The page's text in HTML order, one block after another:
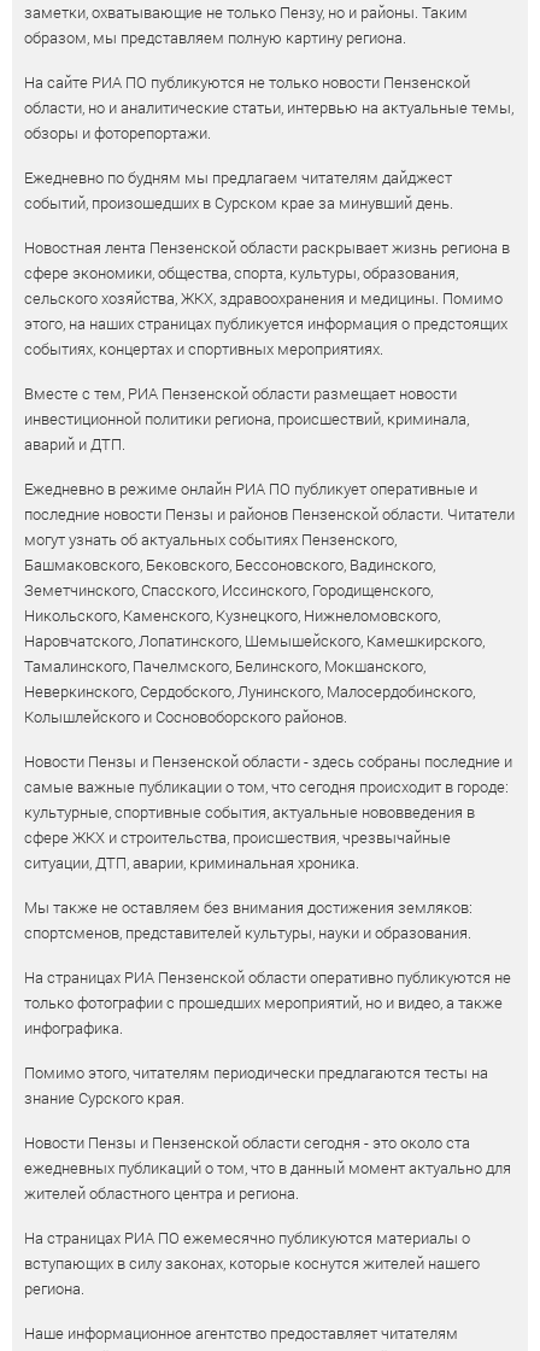
заметки, охватывающие не только Пензу, но и районы. Таким
образом, мы представляем полную картину региона.
На сайте РИА ПО публикуются не только новости Пензенской
области, но и аналитические статьи, интервью на актуальные темы,
обзоры и фоторепортажи.
Ежедневно по будням мы предлагаем читателям дайджест
событий, произошедших в Сурском крае за минувший день.
Новостная лента Пензенской области раскрывает жизнь региона в
сфере экономики, общества, спорта, культуры, образования,
сельского хозяйства, ЖКХ, здравоохранения и медицины. Помимо
этого, на наших страницах публикуется информация о предстоящих
событиях, концертах и спортивных мероприятиях.
Вместе с тем, РИА Пензенской области размещает новости
инвестиционной политики региона, происшествий, криминала,
аварий и ДТП.
Ежедневно в режиме онлайн РИА ПО публикует оперативные и
последние новости Пензы и районов Пензенской области. Читатели
могут узнать об актуальных событиях Пензенского,
Башмаковского, Бековского, Бессоновского, Вадинского,
Земетчинского, Спасского, Иссинского, Городищенского,
Никольского, Каменского, Кузнецкого, Нижнеломовского,
Наровчатского, Лопатинского, Шемышейского, Камешкирского,
Тамалинского, Пачелмского, Белинского, Мокшанского,
Неверкинского, Сердобского, Лунинского, Малосердобинского,
Колышлейского и Сосновоборского районов.
Новости Пензы и Пензенской области - здесь собраны последние и
самые важные публикации о том, что сегодня происходит в городе:
культурные, спортивные события, актуальные нововведения в
сфере ЖКХ и строительства, происшествия, чрезвычайные
ситуации, ДТП, аварии, криминальная хроника.
Мы также не оставляем без внимания достижения земляков:
спортсменов, представителей культуры, науки и образования.
На страницах РИА Пензенской области оперативно публикуются не
только фотографии с прошедших мероприятий, но и видео, а также
инфографика.
Помимо этого, читателям периодически предлагаются тесты на
знание Сурского края.
Новости Пензы и Пензенской области сегодня - это около ста
ежедневных публикаций о том, что в данный момент актуально для
жителей областного центра и региона.
На страницах РИА ПО ежемесячно публикуются материалы о
вступающих в силу законах, которые коснутся жителей нашего
региона.
Наше информационное агентство предоставляет читателям